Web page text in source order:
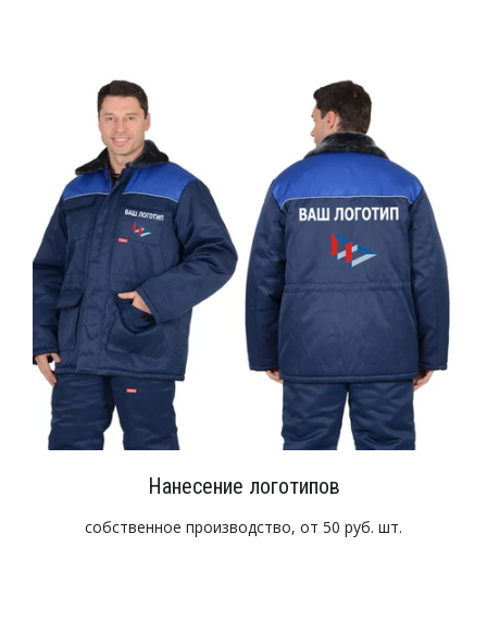
Нанесение логотипов
собственное производство, от 50 руб. шт.